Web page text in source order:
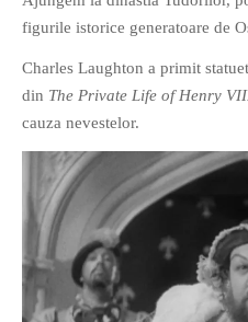
figurile istorice generatoare de
Charles Laughton a primit
din The Private Life of Henry
cauza nevestelor.